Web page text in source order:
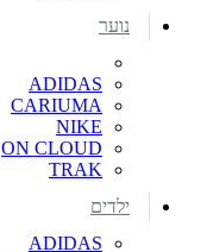
נוער
ADIDAS
CARIUMA
NIKE
ON CLOUD
TRAK
ילדים
ADIDAS